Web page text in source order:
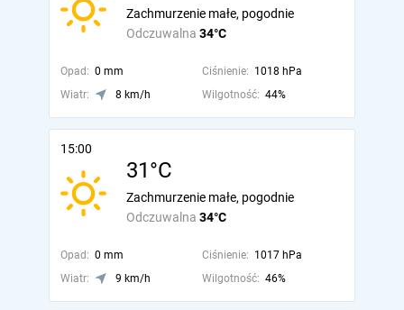
Odczuwalna 34°C
Zachmurzenie małe, pogodnie
Opad: 0 mm Ciśnienie: 1018 hPa
Wiatr:
8 km/h Wilgotność: 44%
15:00
31°C
Odczuwalna 34°C
Zachmurzenie małe, pogodnie
Opad: 0 mm Ciśnienie: 1017 hPa
Wiatr:
9 km/h Wilgotność: 46%